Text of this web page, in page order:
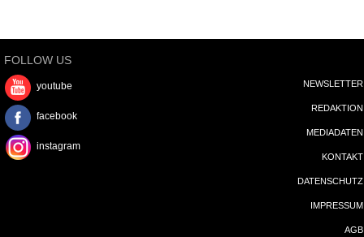
FOLLOW US
youtube
facebook
instagram
NEWSLETTER
REDAKTION
MEDIADATEN
KONTAKT
DATENSCHUTZ
IMPRESSUM
AGB